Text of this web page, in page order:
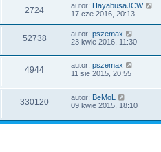
2724 autor: HayabusaJCW
17 cze 2016, 20:13
52738 autor: pszemax
23 kwie 2016, 11:30
4944 autor: pszemax
11 sie 2015, 20:55
330120 autor: BeMoL
09 kwie 2015, 18:10